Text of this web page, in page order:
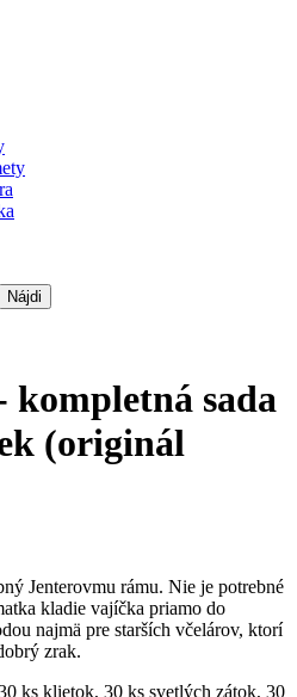
kompletná sada
(originál
Jenterovmu rámu. Nie je potrebné
kladie vajíčka priamo do
najmä pre starších včelárov, ktorí
zrak.
ks klietok, 30 ks svetlých zátok, 30